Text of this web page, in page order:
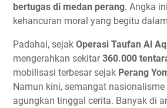
bertugas di medan perang. Angka
kehancuran moral yang begitu
Padahal, sejak Operasi Taufan Al
mengerahkan sekitar360.000
mobilisasi terbesar sejak Perang
Namun kini, semangat
agungkan tinggal cerita. Banyak di